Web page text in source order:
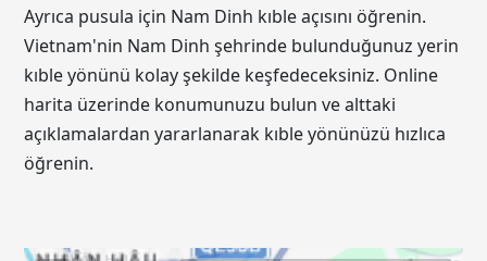
Ayrıca pusula için Nam Dinh kıble açısını öğrenin.
Vietnam'nin Nam Dinh şehrinde bulunduğunuz yerin
kıble yönünü kolay şekilde keşfedeceksiniz. Online
harita üzerinde konumunuzu bulun ve alttaki
açıklamalardan yararlanarak kıble yönünüzü hızlıca
öğrenin.